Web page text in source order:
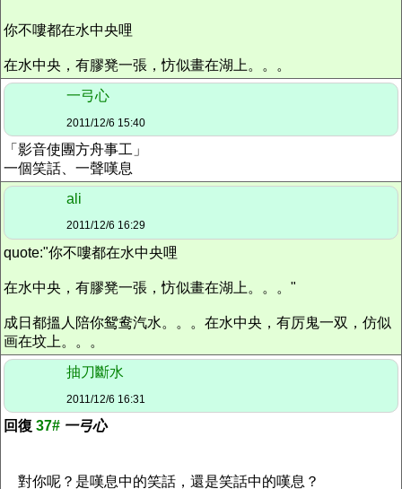
你不嘍都在水中央哩
在水中央，有膠凳一張，㤃似畫在湖上。。。
一弓心
2011/12/6 15:40
「影音使團方舟事工」
一個笑話、一聲嘆息
ali
2011/12/6 16:29
quote:"你不嘍都在水中央哩
在水中央，有膠凳一張，㤃似畫在湖上。。。"
成日都搵人陪你鸳鸯汽水。。。在水中央，有厉鬼一双，仿似
画在坟上。。。
抽刀斷水
2011/12/6 16:31
回復 37# 一弓心
對你呢？是嘆息中的笑話，還是笑話中的嘆息？